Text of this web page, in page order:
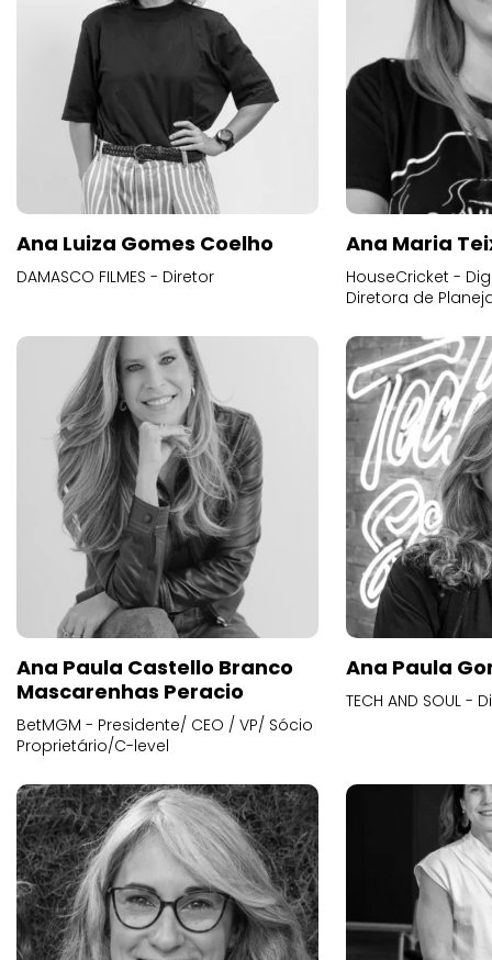
Ana Luiza Gomes Coelho
DAMASCO FILMES - Diretor
Ana Maria
HouseCricket -
Diretora de
Ana Paula Castello Branco
Mascarenhas Peracio
BetMGM - Presidente/ CEO / VP/ Sócio
Proprietário/C-level
Ana Paula
TECH AND SOUL